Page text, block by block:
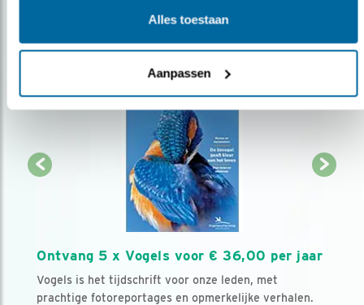
Alles toestaan
Aanpassen
Ontvang 5 x Vogels voor € 36,00 per jaar
Vogels is het tijdschrift voor onze leden, met
prachtige fotoreportages en opmerkelijke verhalen.